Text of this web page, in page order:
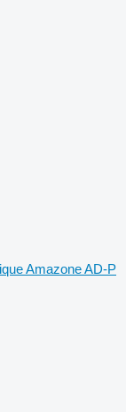
Amazone AD-P